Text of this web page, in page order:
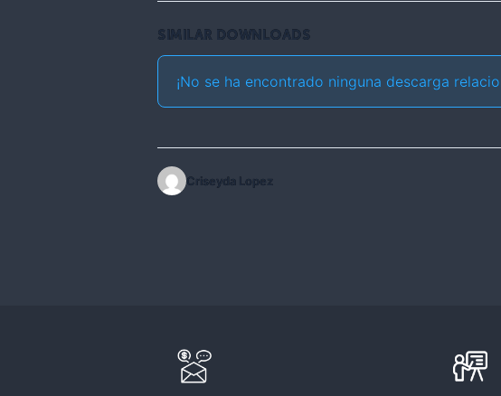
SIMILAR DOWNLOADS
¡No se ha encontrado ninguna descarga
Criseyda Lopez